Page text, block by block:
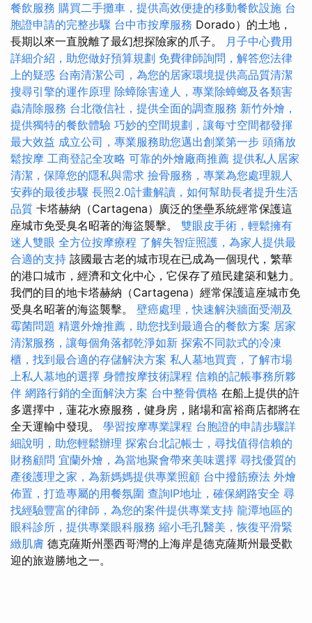
餐飲服務 購買二手攤車，提供高效便捷的移動餐飲設施 台
胞證申請的完整步驟 台中市按摩服務 Dorado）的土地，
長期以來一直脫離了最幻想探險家的爪子。 月子中心費用
詳細介紹，助您做好預算規劃 免費律師詢問，解答您法律
上的疑惑 台南清潔公司，為您的居家環境提供高品質清潔
搜尋引擎的運作原理 除蟑除害達人，專業除蟑螂及各類害
蟲清除服務 台北徵信社，提供全面的調查服務 新竹外燴，
提供獨特的餐飲體驗 巧妙的空間規劃，讓每寸空間都發揮
最大效益 成立公司，專業服務助您邁出創業第一步 頭痛放
鬆按摩 工商登記全攻略 可靠的外燴廠商推薦 提供私人居家
清潔，保障您的隱私與需求 撿骨服務，專業為您處理親人
安葬的最後步驟 長照2.0計畫解讀，如何幫助長者提升生活
品質 卡塔赫納（Cartagena）廣泛的堡壘系統經常保護這
座城市免受臭名昭著的海盜襲擊。 雙眼皮手術，輕鬆擁有
迷人雙眼 全方位按摩療程 了解失智症照護，為家人提供最
合適的支持 該國最古老的城市現在已成為一個現代，繁華
的港口城市，經濟和文化中心，它保存了殖民建築和魅力。
我們的目的地卡塔赫納（Cartagena）經常保護這座城市免
受臭名昭著的海盜襲擊。 壁癌處理，快速解決牆面受潮及
霉菌問題 精選外燴推薦，助您找到最適合的餐飲方案 居家
清潔服務，讓每個角落都乾淨如新 探索不同款式的冷凍
櫃，找到最合適的存儲解決方案 私人墓地買賣，了解市場
上私人墓地的選擇 身體按摩技術課程 信賴的記帳事務所夥
伴 網路行銷的全面解決方案 台中整骨價格 在船上提供的許
多選擇中，蓮花水療服務，健身房，賭場和富裕商店都將在
全天運輸中發現。 學習按摩專業課程 台胞證的申請步驟詳
細說明，助您輕鬆辦理 探索台北記帳士，尋找值得信賴的
財務顧問 宜蘭外燴，為當地聚會帶來美味選擇 尋找優質的
產後護理之家，為新媽媽提供專業照顧 台中撥筋療法 外燴
佈置，打造專屬的用餐氛圍 查詢IP地址，確保網路安全 尋
找經驗豐富的律師，為您的案件提供專業支持 龍潭地區的
眼科診所，提供專業眼科服務 縮小毛孔醫美，恢復平滑緊
緻肌膚 德克薩斯州墨西哥灣的上海岸是德克薩斯州最受歡
迎的旅遊勝地之一。